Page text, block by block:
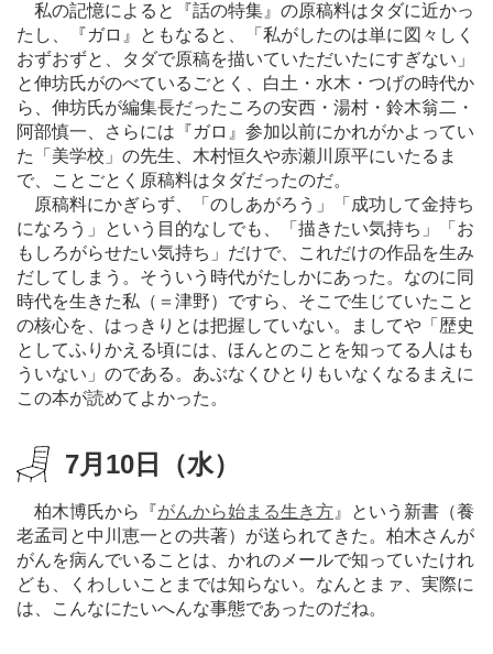
私の記憶によると『話の特集』の原稿料はタダに近かっ
たし、『ガロ』ともなると、「私がしたのは単に図々しく
おずおずと、タダで原稿を描いていただいたにすぎない」
と伸坊氏がのべているごとく、白土・水木・つげの時代か
ら、伸坊氏が編集長だったころの安西・湯村・鈴木翁二・
阿部慎一、さらには『ガロ』参加以前にかれがかよってい
た「美学校」の先生、木村恒久や赤瀬川原平にいたるま
で、ことごとく原稿料はタダだったのだ。
原稿料にかぎらず、「のしあがろう」「成功して金持ち
になろう」という目的なしでも、「描きたい気持ち」「お
もしろがらせたい気持ち」だけで、これだけの作品を生み
だしてしまう。そういう時代がたしかにあった。なのに同
時代を生きた私（＝津野）ですら、そこで生じていたこと
の核心を、はっきりとは把握していない。ましてや「歴史
としてふりかえる頃には、ほんとのことを知ってる人はも
ういない」のである。あぶなくひとりもいなくなるまえに
この本が読めてよかった。
7月10日（水）
柏木博氏から『 がんから始まる生き方』という新書（養
老孟司と中川恵一との共著）が送られてきた。柏木さんが
がんを病んでいることは、かれのメールで知っていたけれ
ども、くわしいことまでは知らない。なんとまァ、実際に
は、こんなにたいへんな事態であったのだね。